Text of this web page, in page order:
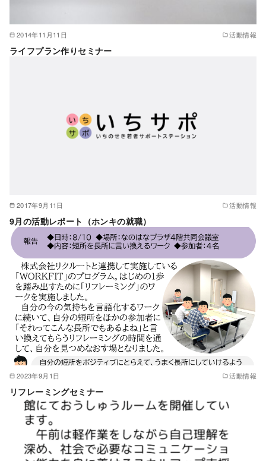
2014年11月11日 活動情報
ライフプラン作りセミナー
2017年9月11日 活動情報
9月の活動レポート（ホンキの就職）
2023年9月1日 活動情報
リフレーミングセミナー